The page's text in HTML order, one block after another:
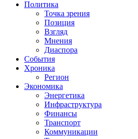
Политика
Точка зрения
Позиция
Взгляд
Мнения
Диаспора
События
Хроника
Регион
Экономика
Энергетика
Инфраструктура
Финансы
Транспорт
Коммуникации